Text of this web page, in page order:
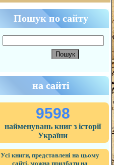
Пошук по сайту
на сайті
9598
найменувань книг з історії
України
Усі книги, представлені на цьому
сайті, можна придбати на